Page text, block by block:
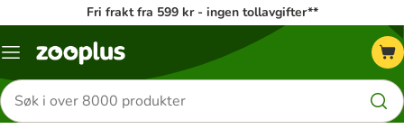
Fri frakt fra 599 kr - ingen tollavgifter**
Katalogmeny
Søk
etter
produkter